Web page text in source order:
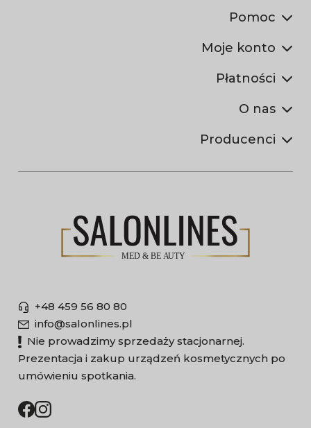
Pomoc
Moje konto
Płatności
O nas
Producenci
+48 459 56 80 80
info@salonlines.pl
Nie prowadzimy sprzedaży stacjonarnej.
Prezentacja i zakup urządzeń kosmetycznych po
umówieniu spotkania.